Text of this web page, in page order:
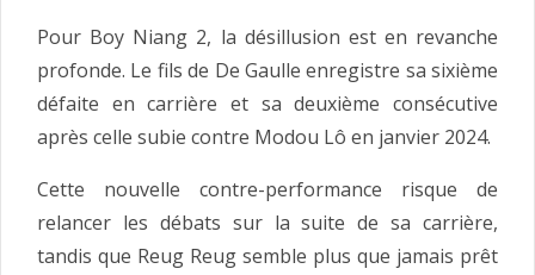
Pour Boy Niang 2, la désillusion est en revanche
profonde. Le fils de De Gaulle enregistre sa sixième
défaite en carrière et sa deuxième consécutive
après celle subie contre Modou Lô en janvier 2024.
Cette nouvelle contre-performance risque de
relancer les débats sur la suite de sa carrière,
tandis que Reug Reug semble plus que jamais prêt